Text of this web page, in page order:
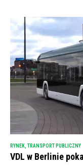
RYNEK TRANSPORT PUBLICZNY
VDL w Berlinie